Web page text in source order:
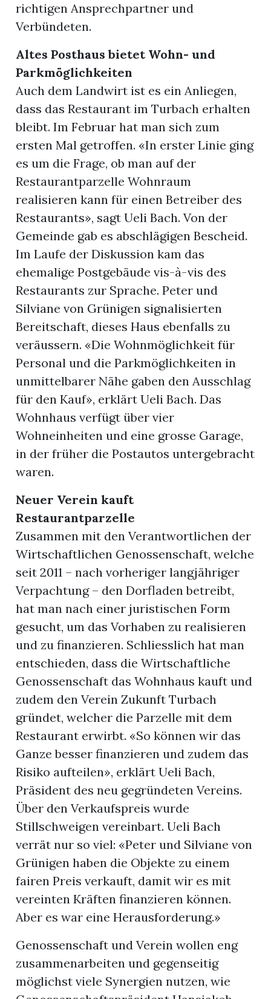
richtigen Ansprechpartner und
Verbündeten.
Altes Posthaus bietet Wohn- und
Parkmöglichkeiten
Auch dem Landwirt ist es ein Anliegen,
dass das Restaurant im Turbach erhalten
bleibt. Im Februar hat man sich zum
ersten Mal getroffen. «In erster Linie ging
es um die Frage, ob man auf der
Restaurantparzelle Wohnraum
realisieren kann für einen Betreiber des
Restaurants», sagt Ueli Bach. Von der
Gemeinde gab es abschlägigen Bescheid.
Im Laufe der Diskussion kam das
ehemalige Postgebäude vis-à-vis des
Restaurants zur Sprache. Peter und
Silviane von Grünigen signalisierten
Bereitschaft, dieses Haus ebenfalls zu
veräussern. «Die Wohnmöglichkeit für
Personal und die Parkmöglichkeiten in
unmittelbarer Nähe gaben den Ausschlag
für den Kauf», erklärt Ueli Bach. Das
Wohnhaus verfügt über vier
Wohneinheiten und eine grosse Garage,
in der früher die Postautos untergebracht
waren.
Neuer Verein kauft
Restaurantparzelle
Zusammen mit den Verantwortlichen der
Wirtschaftlichen Genossenschaft, welche
seit 2011 – nach vorheriger langjähriger
Verpachtung – den Dorfladen betreibt,
hat man nach einer juristischen Form
gesucht, um das Vorhaben zu realisieren
und zu finanzieren. Schliesslich hat man
entschieden, dass die Wirtschaftliche
Genossenschaft das Wohnhaus kauft und
zudem den Verein Zukunft Turbach
gründet, welcher die Parzelle mit dem
Restaurant erwirbt. «So können wir das
Ganze besser finanzieren und zudem das
Risiko aufteilen», erklärt Ueli Bach,
Präsident des neu gegründeten Vereins.
Über den Verkaufspreis wurde
Stillschweigen vereinbart. Ueli Bach
verrät nur so viel: «Peter und Silviane von
Grünigen haben die Objekte zu einem
fairen Preis verkauft, damit wir es mit
vereinten Kräften finanzieren können.
Aber es war eine Herausforderung.»
Genossenschaft und Verein wollen eng
zusammenarbeiten und gegenseitig
möglichst viele Synergien nutzen, wie